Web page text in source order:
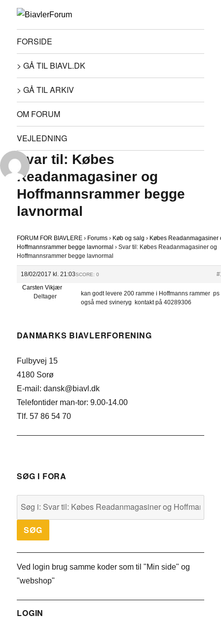
FORSIDE
> GÅ TIL BIAVL.DK
> GÅ TIL ARKIV
OM FORUM
VEJLEDNING
Svar til: Købes
Readanmagasiner og
Hoffmannsrammer begge
lavnormal
FORUM FOR BIAVLERE › Forums › Køb og salg › Købes Readanmagasiner
Hoffmannsrammer begge lavnormal › Svar til: Købes Readanmagasiner og
Hoffmannsrammer begge lavnormal
18/02/2017 kl. 21:03SCORE: 0
Carsten Vikjær
Deltager
kan godt levere 200 ramme i Hoffmanns rammer ps
også med svineryg kontakt på 40289306
DANMARKS BIAVLERFORENING
Fulbyvej 15
4180 Sorø
E-mail: dansk@biavl.dk
Telefontider man-tor: 9.00-14.00
Tlf. 57 86 54 70
SØG I FORA
Ved login brug samme koder som til "Min side" og
"webshop"
LOGIN